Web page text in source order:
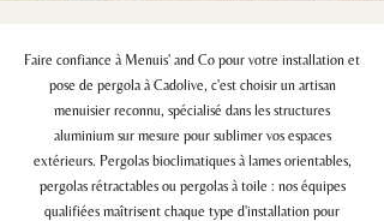
Faire confiance à Menuis' and Co pour votre installation et
pose de pergola à Cadolive, c'est choisir un artisan
menuisier reconnu, spécialisé dans les structures
aluminium sur mesure pour sublimer vos espaces
extérieurs. Pergolas bioclimatiques à lames orientables,
pergolas rétractables ou pergolas à toile : nos équipes
qualifiées maîtrisent chaque type d'installation pour